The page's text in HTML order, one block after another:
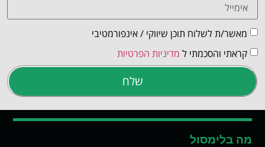
מאשר/ת לשלוח תוכן שיווקי / אינפורמטיבי
קראתי והסכמתי ל מדיניות הפרטיות
שלח
מה בלימסול